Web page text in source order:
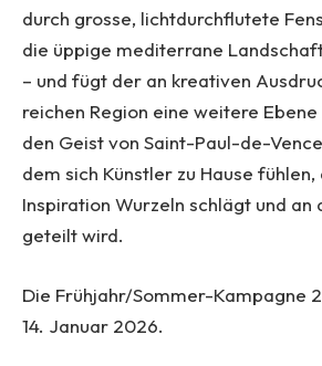
durch grosse, lichtdurchflutete
die üppige mediterrane
– und fügt der an kreativen
reichen Region eine weitere
den Geist von Saint-Paul-de-
dem sich Künstler zu Hause
Inspiration Wurzeln schlägt und an
geteilt wird.
Die Frühjahr/Sommer-Kampagne
14. Januar 2026.